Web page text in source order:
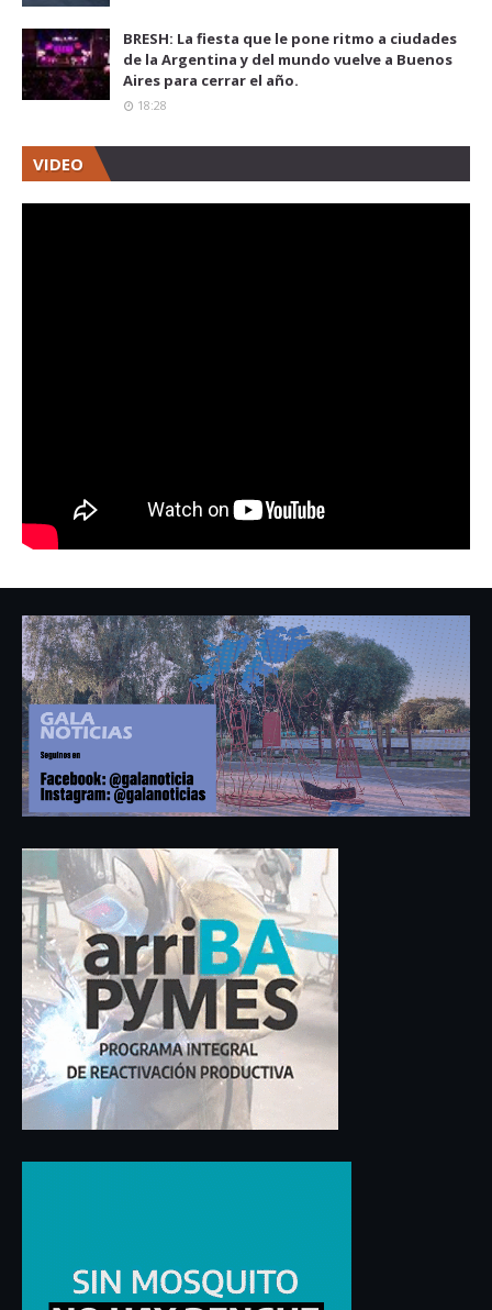
BRESH: La fiesta que le pone ritmo a ciudades
de la Argentina y del mundo vuelve a Buenos
Aires para cerrar el año.
18:28
VIDEO